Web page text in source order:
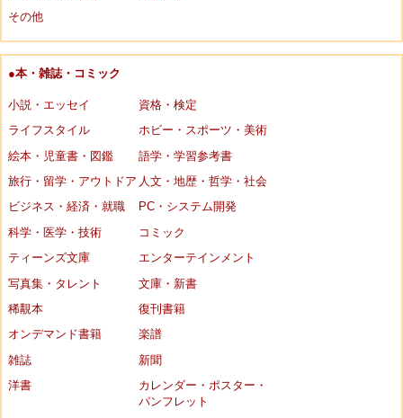
その他
●本・雑誌・コミック
小説・エッセイ
資格・検定
ライフスタイル
ホビー・スポーツ・美術
絵本・児童書・図鑑
語学・学習参考書
旅行・留学・アウトドア 人文・地歴・哲学・社会
ビジネス・経済・就職
PC・システム開発
科学・医学・技術
コミック
ティーンズ文庫
エンターテインメント
写真集・タレント
文庫・新書
稀覯本
復刊書籍
オンデマンド書籍
楽譜
雑誌
新聞
洋書
カレンダー・ポスター・
パンフレット